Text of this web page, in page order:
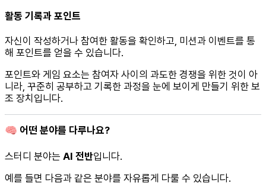
활동 기록과 포인트
자신이 작성하거나 참여한 활동을 확인하고, 미션과 이벤트를 통
해 포인트를 얻을 수 있습니다.
포인트와 게임 요소는 참여자 사이의 과도한 경쟁을 위한 것이 아
니라, 꾸준히 공부하고 기록한 과정을 눈에 보이게 만들기 위한 보
조 장치입니다.
🧠 어떤 분야를 다루나요?
스터디 분야는 AI 전반입니다.
예를 들면 다음과 같은 분야를 자유롭게 다룰 수 있습니다.